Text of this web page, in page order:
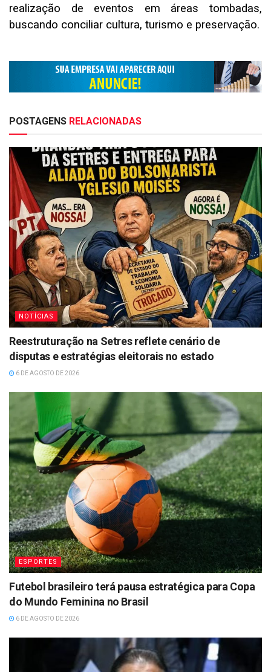
realização de eventos em áreas tombadas,
buscando conciliar cultura, turismo e preservação.
POSTAGENS RELACIONADAS
NOTÍCIAS
Reestruturação na Setres reflete cenário de
disputas e estratégias eleitorais no estado
6 DE AGOSTO DE 2026
ESPORTES
Futebol brasileiro terá pausa estratégica para Copa
do Mundo Feminina no Brasil
6 DE AGOSTO DE 2026